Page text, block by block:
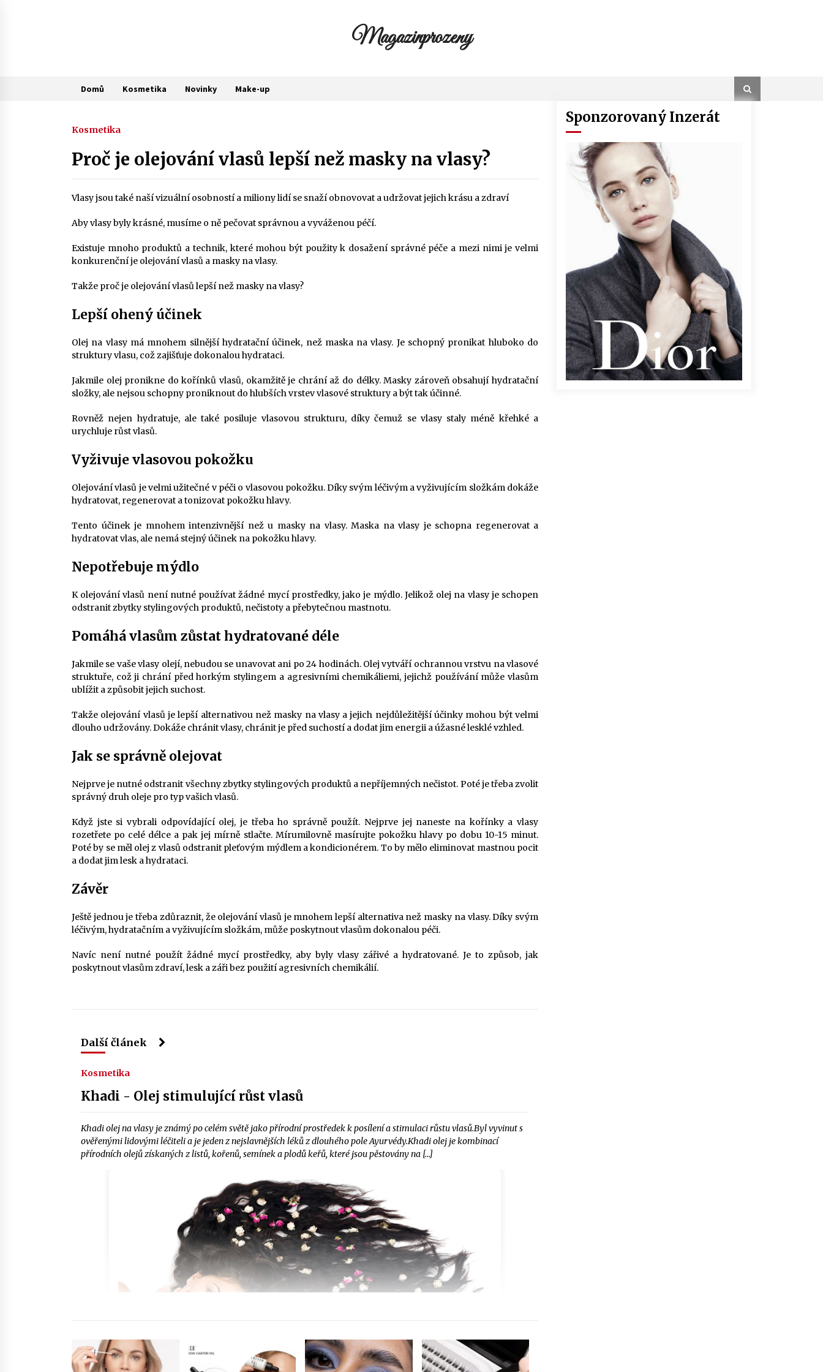
Magazinprozeny
Domů Kosmetika Novinky Make-up
Kosmetika
Proč je olejování vlasů lepší než masky na vlasy?
Vlasy jsou také naší vizuální osobností a miliony lidí se snaží obnovovat a udržovat jejich krásu a zdraví
Aby vlasy byly krásné, musíme o ně pečovat správnou a vyváženou péčí.
Existuje mnoho produktů a technik, které mohou být použity k dosažení správné péče a mezi nimi je velmi
konkurenční je olejování vlasů a masky na vlasy.
Takže proč je olejování vlasů lepší než masky na vlasy?
Lepší ohený účinek
Olej na vlasy má mnohem silnější hydratační účinek, než maska ​​na vlasy. Je schopný pronikat hluboko do
struktury vlasu, což zajišťuje dokonalou hydrataci.
Jakmile olej pronikne do kořínků vlasů, okamžitě je chrání až do délky. Masky zároveň obsahují hydratační
složky, ale nejsou schopny proniknout do hlubších vrstev vlasové struktury a být tak účinné.
Rovněž nejen hydratuje, ale také posiluje vlasovou strukturu, díky čemuž se vlasy staly méně křehké a
urychluje růst vlasů.
Vyživuje vlasovou pokožku
Olejování vlasů je velmi užitečné v péči o vlasovou pokožku. Díky svým léčivým a vyživujícím složkám dokáže
hydratovat, regenerovat a tonizovat pokožku hlavy.
Tento účinek je mnohem intenzivnější než u masky na vlasy. Maska na vlasy je schopna regenerovat a
hydratovat vlas, ale nemá stejný účinek na pokožku hlavy.
Nepotřebuje mýdlo
K olejování vlasů není nutné používat žádné mycí prostředky, jako je mýdlo. Jelikož olej na vlasy je schopen
odstranit zbytky stylingových produktů, nečistoty a přebytečnou mastnotu.
Pomáhá vlasům zůstat hydratované déle
Jakmile se vaše vlasy olejí, nebudou se unavovat ani po 24 hodinách. Olej vytváří ochrannou vrstvu na vlasové
struktuře, což ji chrání před horkým stylingem a agresivními chemikáliemi, jejichž používání může vlasům
ublížit a způsobit jejich suchost.
Takže olejování vlasů je lepší alternativou než masky na vlasy a jejich nejdůležitější účinky mohou být velmi
dlouho udržovány. Dokáže chránit vlasy, chránit je před suchostí a dodat jim energii a úžasné lesklé vzhled.
Jak se správně olejovat
Nejprve je nutné odstranit všechny zbytky stylingových produktů a nepříjemných nečistot. Poté je třeba zvolit
správný druh oleje pro typ vašich vlasů.
Když jste si vybrali odpovídající olej, je třeba ho správně použít. Nejprve jej naneste na kořínky a vlasy
rozetřete po celé délce a pak jej mírně stlačte. Mírumilovně masírujte pokožku hlavy po dobu 10-15 minut.
Poté by se měl olej z vlasů odstranit pleťovým mýdlem a kondicionérem. To by mělo eliminovat mastnou pocit
a dodat jim lesk a hydrataci.
Závěr
Ještě jednou je třeba zdůraznit, že olejování vlasů je mnohem lepší alternativa než masky na vlasy. Díky svým
léčivým, hydratačním a vyživujícím složkám, může poskytnout vlasům dokonalou péči.
Navíc není nutné použít žádné mycí prostředky, aby byly vlasy zářivé a hydratované. Je to způsob, jak
poskytnout vlasům zdraví, lesk a záři bez použití agresivních chemikálií.
Další článek
Kosmetika
Khadi - Olej stimulující růst vlasů
Khadi olej na vlasy je známý po celém světě jako přírodní prostředek k posílení a stimulaci růstu vlasů.Byl vyvinut s
ověřenými lidovými léčiteli a je jeden z nejslavnějších léků z dlouhého pole Ayurvédy.Khadi olej je kombinací
přírodních olejů získaných z listů, kořenů, semínek a plodů keřů, které jsou pěstovány na […]
Sponzorovaný Inzerát